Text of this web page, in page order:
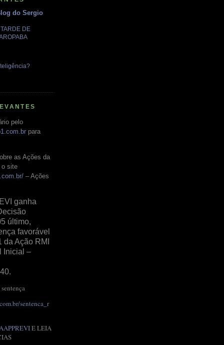
do Sergio
DE
pelo
para
as Ações da
o site
– Ações
ganha
último,
favorável
da Ação RMI
Inicial –
sentenca_r
AAPPREVIE LEIA